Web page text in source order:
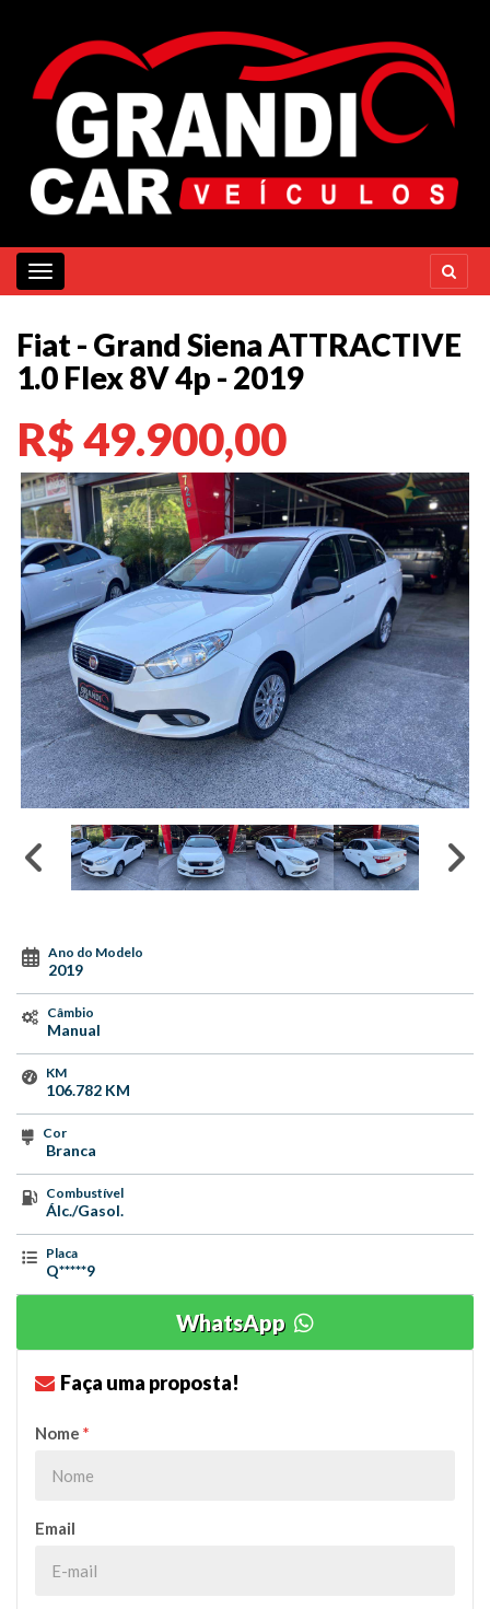
Toggle navigation
Fiat - Grand Siena ATTRACTIVE
1.0 Flex 8V 4p - 2019
R$ 49.900,00
Ano do Modelo
2019
Câmbio
Manual
KM
106.782 KM
Cor
Branca
Combustível
Álc./Gasol.
Placa
Q*****9
WhatsApp
Faça uma proposta!
Nome *
Email